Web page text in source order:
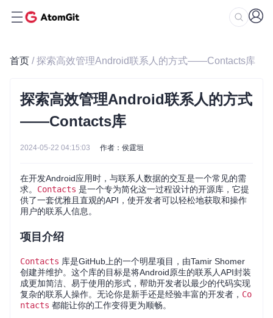
首页 / 探索高效管理Android联系人的方式——Contacts库
探索高效管理Android联系人的方式
——Contacts库
2024-05-22 04:15:03 作者：侯霆垣
在开发Android应用时，与联系人数据的交互是一个常见的需
求。 Contacts 是一个专为简化这一过程设计的开源库，它提
供了一套优雅且直观的API，使开发者可以轻松地获取和操作
用户的联系人信息。
项目介绍
Contacts 库是GitHub上的一个明星项目，由Tamir Shomer
创建并维护。这个库的目标是将Android原生的联系人API封装
成更加简洁、易于使用的形式，帮助开发者以最少的代码实现
复杂的联系人操作。无论你是新手还是经验丰富的开发者， Co
ntacts 都能让你的工作变得更为顺畅。